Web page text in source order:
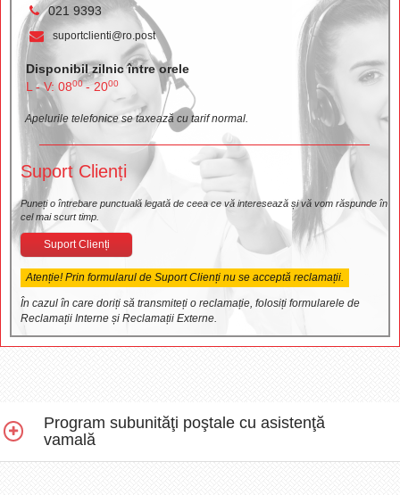
021 9393
suportclienti@ro.post
Disponibil zilnic între orele
L - V: 0800- 2000
Apelurile telefonice se taxează cu tarif normal.
Suport Clienți
Puneți o întrebare punctuală legată de ceea ce vă interesează și vă vom răspunde în
cel mai scurt timp.
Suport Clienți
Atenție! Prin formularul de Suport Clienți nu se acceptă reclamații.
În cazul în care doriți să transmiteți o reclamație, folosiți formularele de
Reclamații Interne și Reclamații Externe.
Program subunităţi poştale cu asistenţă
vamală